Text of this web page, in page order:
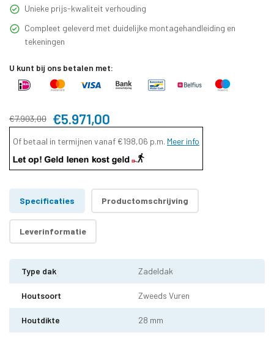
Unieke prijs-kwaliteit verhouding
Compleet geleverd met duidelijke montagehandleiding en
tekeningen
U kunt bij ons betalen met:
€7.903,00 €5.971,00
Of betaal in termijnen vanaf €198,06 p.m. Meer info
Specificaties Productomschrijving
Leverinformatie
Type dak Zadeldak
Houtsoort Zweeds Vuren
Houtdikte 28 mm